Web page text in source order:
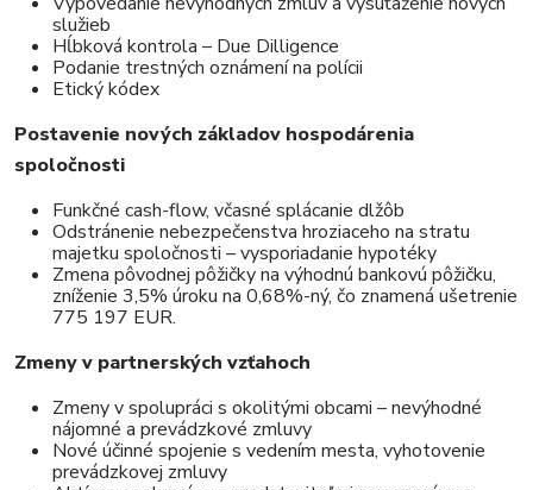
služieb
Hĺbková kontrola – Due Dilligence
Podanie trestných oznámení na polícii
Etický kódex
Postavenie nových základov hospodárenia
spoločnosti
Funkčné cash-flow, včasné splácanie dlžôb
Odstránenie nebezpečenstva hroziaceho na stratu
majetku spoločnosti – vysporiadanie hypotéky
Zmena pôvodnej pôžičky na výhodnú bankovú pôžičku,
zníženie 3,5% úroku na 0,68%-ný, čo znamená ušetrenie
775 197 EUR.
Zmeny v partnerských vzťahoch
Zmeny v spolupráci s okolitými obcami – nevýhodné
nájomné a prevádzkové zmluvy
Nové účinné spojenie s vedením mesta, vyhotovenie
prevádzkovej zmluvy